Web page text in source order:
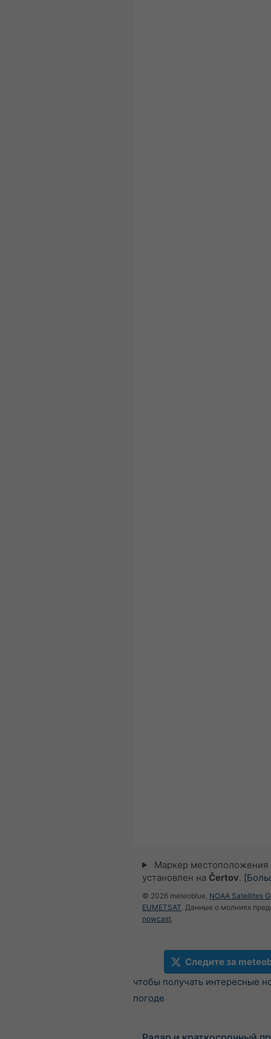
Маркер местоположения
установлен на Čertov.
© 2026 meteoblue, NOAA Satellites
EUMETSAT. Данные о молниях
nowcast.
Следите за
чтобы получать интересные
погоде